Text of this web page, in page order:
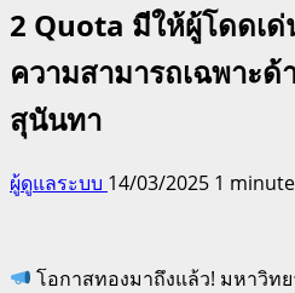
2 Quota มีให้ผู้โดดเ
ความสามารถเฉพาะ
สุนันทา
ผู้ดูแลระบบ 14/03/2025 1
โอกาสทองมาถึงแล้ว! มหาวิท